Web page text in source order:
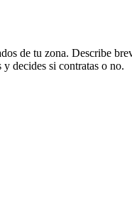
de tu zona. Describe
decides si contratas o no.